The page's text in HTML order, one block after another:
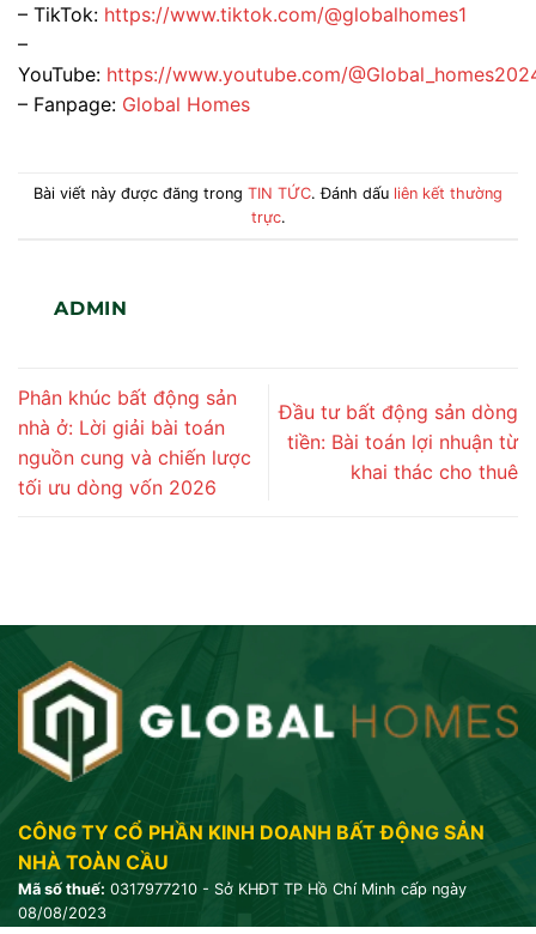
– TikTok: https://www.tiktok.com/@globalhomes1
–
YouTube: https://www.youtube.com/
– Fanpage: Global Homes
Bài viết này được đăng trong TIN TỨC. Đánh dấu liên kết thường
trực.
ADMIN
Phân khúc bất động sản
nhà ở: Lời giải bài toán
nguồn cung và chiến lược
tối ưu dòng vốn 2026
Đầu tư bất động sản dòng
tiền: Bài toán lợi nhuận từ
khai thác cho thuê
CÔNG TY CỔ PHẦN KINH DOANH BẤT ĐỘNG SẢN
NHÀ TOÀN CẦU
Mã số thuế: 0317977210 - Sở KHĐT TP Hồ Chí Minh cấp ngày
08/08/2023